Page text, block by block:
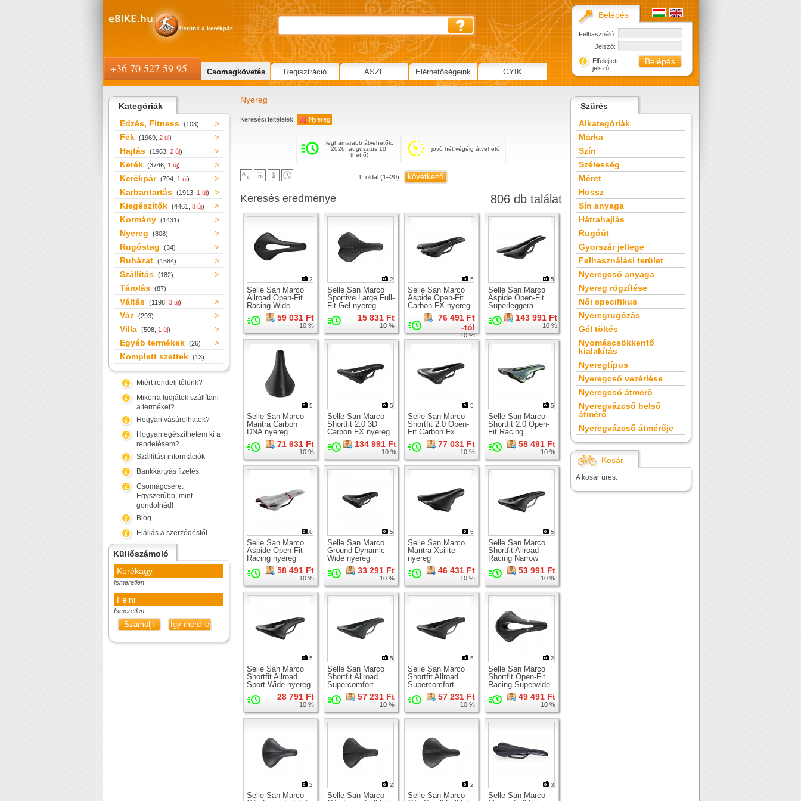
Kategóriák
Edzés, Fitness (103)
Fék (1969, 2 új)
Hajtás (1963, 2 új)
Kerék (3746, 1 új)
Kerékpár (794, 1 új)
Karbantartás (1913, 1 új)
Kiegészítők (4461, 8 új)
Kormány (1431)
Nyereg (808)
Rugóstag (34)
Ruházat (1584)
Szállítás (182)
Tárolás (87)
Váltás (1198, 3 új)
Váz (293)
Villa (508, 1 új)
Egyéb termékek (26)
Komplett szettek (13)
Miért rendelj tőlünk?
Mikorra tudjátok szállítani
a terméket?
Hogyan vásárolhatok?
Hogyan egészíthetem ki a
rendelésem?
Szállítási információk
Bankkártyás fizetés
Csomagcsere.
Egyszerűbb, mint
gondolnád!
Blog
Elállás a szerződéstől
Küllőszámoló
Kerékagy
Ismeretlen
Felni
Ismeretlen
Számolj! Így mérd le
Nyereg
Keresési feltételek: Nyereg
leghamarabb átvehetők:
2026. augusztus 10.
(hétfő)
jövő hét végéig átvehető
1. oldal (1–20) következő
806 db találat
Keresés eredménye
2
Selle San Marco
Allroad Open-Fit
Racing Wide
nyereg
59 031 Ft
10 %
2
Selle San Marco
Sportive Large Full-
Fit Gel nyereg
15 831 Ft
10 %
5
Selle San Marco
Aspide Open-Fit
Carbon FX nyereg
76 491 Ft
-tól
10 %
5
Selle San Marco
Aspide Open-Fit
Superleggera
nyereg 143 991 Ft
10 %
5
Selle San Marco
Mantra Carbon
DNA nyereg
71 631 Ft
10 %
5
Selle San Marco
Shortfit 2.0 3D
Carbon FX nyereg
134 991 Ft
10 %
5
Selle San Marco
Shortfit 2.0 Open-
Fit Carbon Fx
nyereg
77 031 Ft
10 %
5
Selle San Marco
Shortfit 2.0 Open-
Fit Racing
Iridescent Gold
nyereg
58 491 Ft
10 %
10
Selle San Marco
Aspide Open-Fit
Racing nyereg
58 491 Ft
10 %
5
Selle San Marco
Ground Dynamic
Wide nyereg
33 291 Ft
10 %
5
Selle San Marco
Mantra Xsilite
nyereg
46 431 Ft
10 %
5
Selle San Marco
Shortfit Allroad
Racing Narrow
nyereg
53 991 Ft
10 %
5
Selle San Marco
Shortfit Allroad
Sport Wide nyereg
28 791 Ft
10 %
5
Selle San Marco
Shortfit Allroad
Supercomfort
Racing Narrow
nyereg
57 231 Ft
10 %
5
Selle San Marco
Shortfit Allroad
Supercomfort
Racing Wide
nyereg
57 231 Ft
10 %
2
Selle San Marco
Shortfit Open-Fit
Racing Superwide
nyereg
49 491 Ft
10 %
2
Selle San Marco
2
Selle San Marco
2
Selle San Marco
3
Selle San Marco
Szűrés
Alkategóriák
Márka
Szín
Szélesség
Méret
Hossz
Sín anyaga
Hátrahajlás
Rugóút
Gyorszár jellege
Felhasználási terület
Nyeregcső anyaga
Nyereg rögzítése
Női specifikus
Nyeregrugózás
Gél töltés
Nyomáscsökkentő
kialakítás
Nyeregtípus
Nyeregcső vezérlése
Nyeregcső átmérő
Nyeregvázcső belső
átmérő
Nyeregvázcső átmérője
Kosár
A kosár üres.
Belépés
Felhasználó:
Jelszó:
Elfelejtett
jelszó
+36 70 527 59 95 Csomagkövetés Regisztráció ÁSZF Elérhetőségeink GYIK